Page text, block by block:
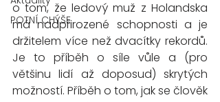
POTNÍ CHÝŠE
o tom, že ledový muž z Holandska
má nadpřirozené schopnosti a je
držitelem více než dvacítky rekordů.
Je to příběh o síle vůle a (pro
většinu lidí až doposud) skrytých
možností. Příběh o tom, jak se člověk